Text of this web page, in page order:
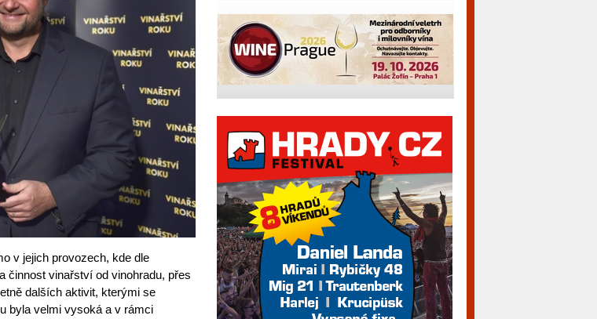
v jejich provozech, kde dle
činnost vinařství od vinohradu, přes
dalších aktivit, kterými se
byla velmi vysoká a v rámci